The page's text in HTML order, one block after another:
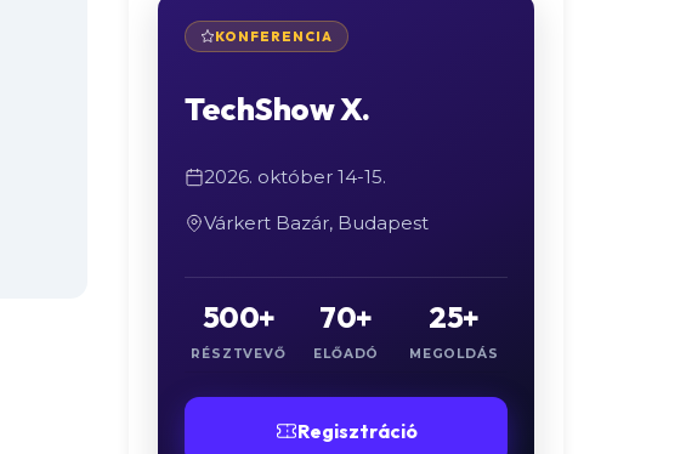
KONFERENCIA
TechShow X.
2026. október 14-15.
Várkert Bazár, Budapest
500+
RÉSZTVEVŐ
70+
ELŐADÓ
25+
MEGOLDÁS
Regisztráció